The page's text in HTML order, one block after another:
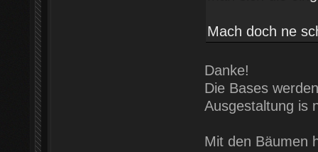
Mach doch ne
Danke!
Die Bases
Ausgestaltung is
Mit den Bäumen